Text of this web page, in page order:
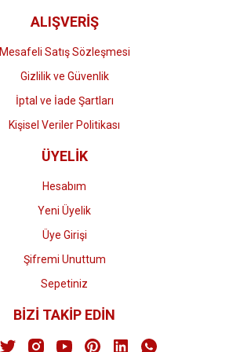
ALIŞVERİŞ
Mesafeli Satış Sözleşmesi
Gizlilik ve Güvenlik
İptal ve İade Şartları
Kişisel Veriler Politikası
ÜYELİK
Hesabım
Yeni Üyelik
Üye Girişi
Şifremi Unuttum
Sepetiniz
BİZİ TAKİP EDİN